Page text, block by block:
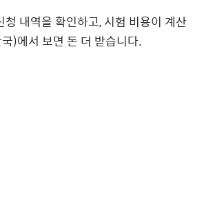
청 내역을 확인하고, 시험 비용이 계산
)에서 보면 돈 더 받습니다.